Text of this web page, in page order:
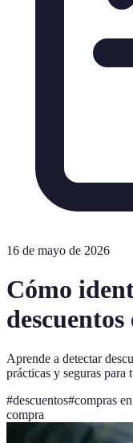
16 de mayo de 2026
Cómo
Aprende a detectar
prácticas y seguras para
#descuentos#compras
compra